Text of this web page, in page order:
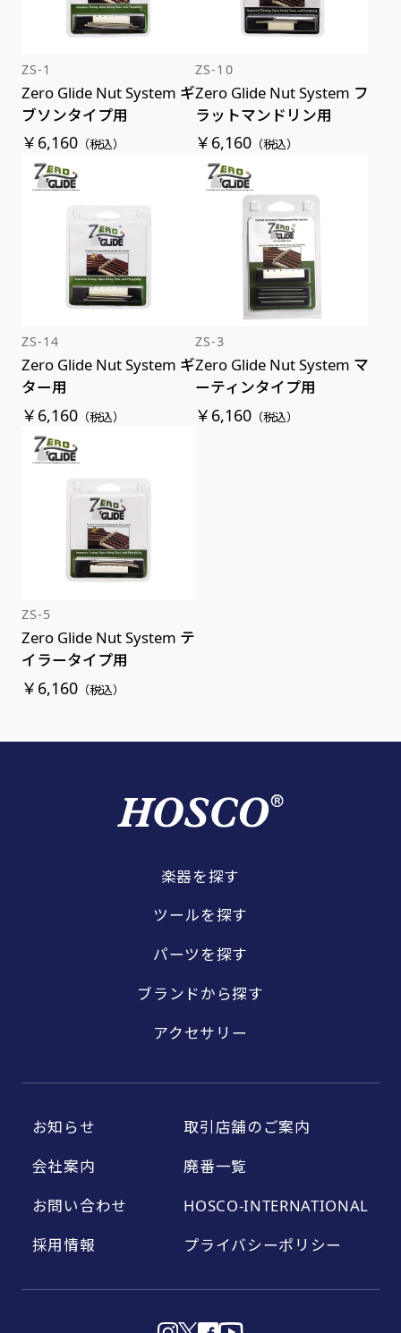
ZS-1
Zero Glide Nut System ギ
ブソンタイプ用
￥6,160（税込）
ZS-10
Zero Glide Nut System フ
ラットマンドリン用
￥6,160 （税込）
ZS-14
Zero Glide Nut System ギ
ター用
￥6,160（税込）
ZS-3
Zero Glide Nut System マ
ーティンタイプ用
￥6,160 （税込）
ZS-5
Zero Glide Nut System テ
イラータイプ用
￥6,160（税込）
楽器を探す
ツールを探す
パーツを探す
ブランドから探す
アクセサリー
お知らせ
会社案内
お問い合わせ
採用情報
取引店舗のご案内
廃番一覧
HOSCO-INTERNATIONAL
プライバシーポリシー